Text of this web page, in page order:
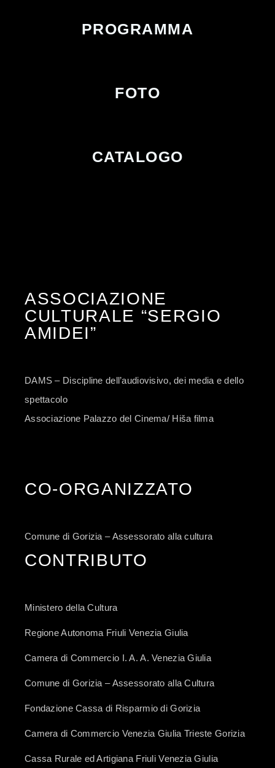
PROGRAMMA
FOTO
CATALOGO
ASSOCIAZIONE
CULTURALE “SERGIO
AMIDEI”
DAMS – Discipline dell’audiovisivo, dei media e dello
spettacolo
Associazione Palazzo del Cinema/ Hiša filma
CO-ORGANIZZATO
Comune di Gorizia – Assessorato alla cultura
CONTRIBUTO
Ministero della Cultura
Regione Autonoma Friuli Venezia Giulia
Camera di Commercio I. A. A. Venezia Giulia
Comune di Gorizia – Assessorato alla Cultura
Fondazione Cassa di Risparmio di Gorizia
Camera di Commercio Venezia Giulia Trieste Gorizia
Cassa Rurale ed Artigiana Friuli Venezia Giulia